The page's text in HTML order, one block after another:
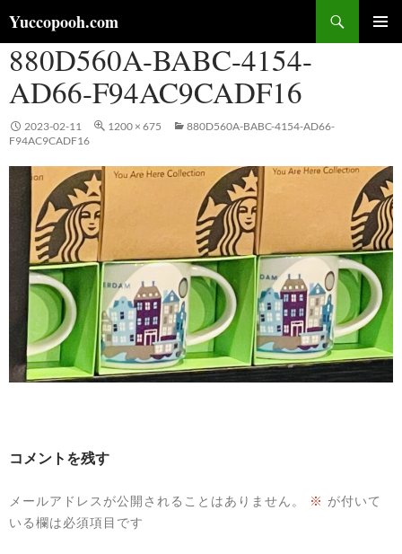
ン
テ
ン
ツ
ス
ッ
Yuccopooh.com
索
880D560A-BABC-4154-
AD66-F94AC9CADF16
2023-02-11 1200 × 675
880D560A-BABC-4154-AD66-
F94AC9CADF16
コメントを残す
メールアドレスが公開されることはありません。 ※ が付いて
いる欄は必須項目です